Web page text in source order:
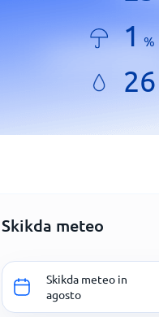
1 %
26
Skikda meteo
Skikda meteo in
agosto